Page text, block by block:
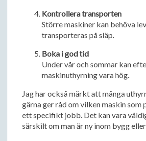
Kontrollera transporten
Större maskiner kan behöva
transporteras på släp.
Boka i god tid
Under vår och sommar kan
maskinuthyrning vara hög.
Jag har också märkt att många
gärna ger råd om vilken maskin som
ett specifikt jobb. Det kan vara
särskilt om man är ny inom bygg